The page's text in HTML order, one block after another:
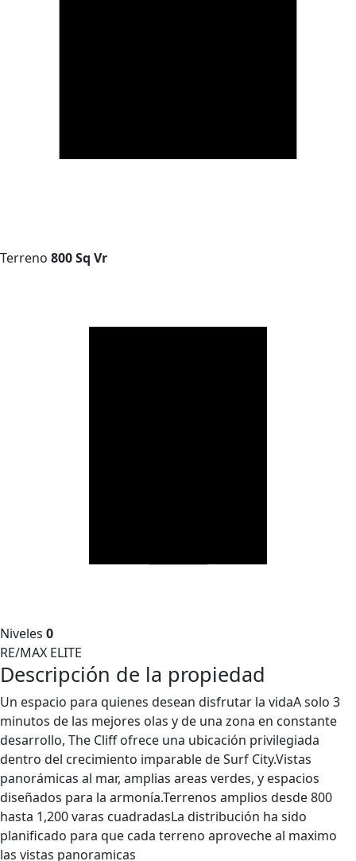
Terreno 800 Sq Vr
Niveles 0
RE/MAX ELITE
Descripción de la propiedad
Un espacio para quienes desean disfrutar la vidaA solo 3
minutos de las mejores olas y de una zona en constante
desarrollo, The Cliff ofrece una ubicación privilegiada
dentro del crecimiento imparable de Surf City.Vistas
panorámicas al mar, amplias areas verdes, y espacios
diseñados para la armonía.Terrenos amplios desde 800
hasta 1,200 varas cuadradasLa distribución ha sido
planificado para que cada terreno aproveche al maximo
las vistas panoramicas